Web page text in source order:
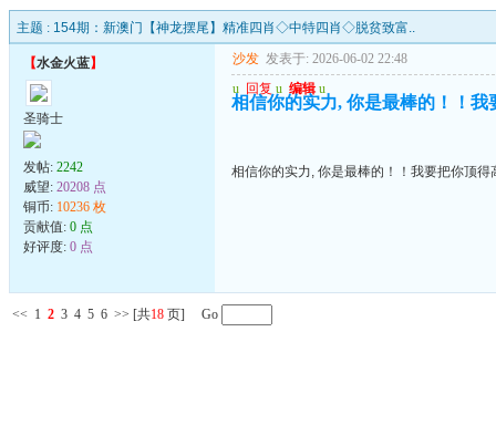
主题 : 154期：新澳门【神龙摆尾】精准四肖◇中特四肖◇脱贫致富..
【水金火蓝】
圣骑士
发帖: 2242
威望: 20208 点
铜币: 10236 枚
贡献值: 0 点
好评度: 0 点
沙发 发表于: 2026-06-02 22:48
u 回复 u 编辑 u
相信你的实力, 你是最棒的！！我
相信你的实力, 你是最棒的！！我要把你顶得
<< 1 2 3 4 5 6 >> [共18 页] Go